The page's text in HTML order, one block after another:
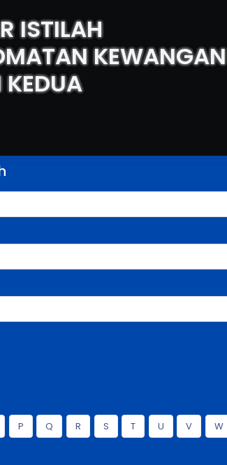
ISTILAH
KEWANGAN
KEDUA
P Q R S T U V W